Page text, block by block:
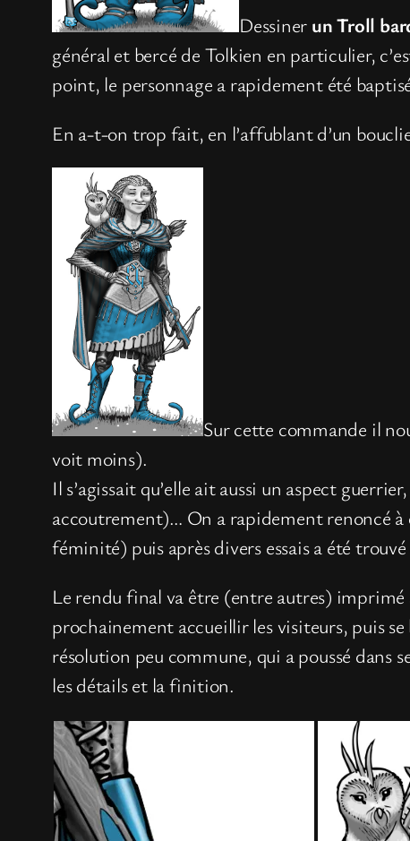
Dessiner un Troll
général et bercé de Tolkien en particulier,
point, le personnage a rapidement été
En a-t-on trop fait, en l’affublant d’un
Sur cette commande il
voit moins).
Il s’agissait qu’elle ait aussi un aspect
accoutrement)… On a rapidement renoncé à
féminité) puis après divers essais a été
Le rendu final va être (entre autres) imprimé
prochainement accueillir les visiteurs, puis
résolution peu commune, qui a poussé dans
les détails et la finition.